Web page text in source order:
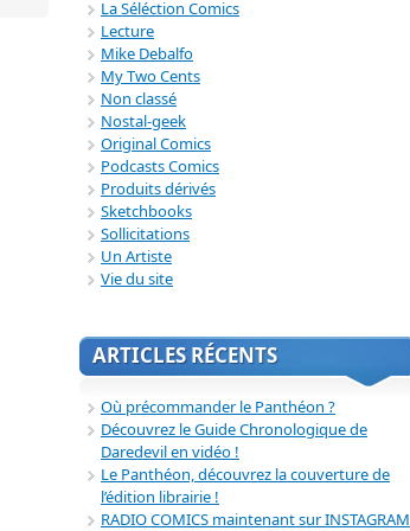
La Séléction Comics
Lecture
Mike Debalfo
My Two Cents
Non classé
Nostal-geek
Original Comics
Podcasts Comics
Produits dérivés
Sketchbooks
Sollicitations
Un Artiste
Vie du site
ARTICLES RÉCENTS
Où précommander le Panthéon ?
Découvrez le Guide Chronologique de
Daredevil en vidéo !
Le Panthéon, découvrez la couverture de
l’édition librairie !
RADIO COMICS maintenant sur INSTAGRAM